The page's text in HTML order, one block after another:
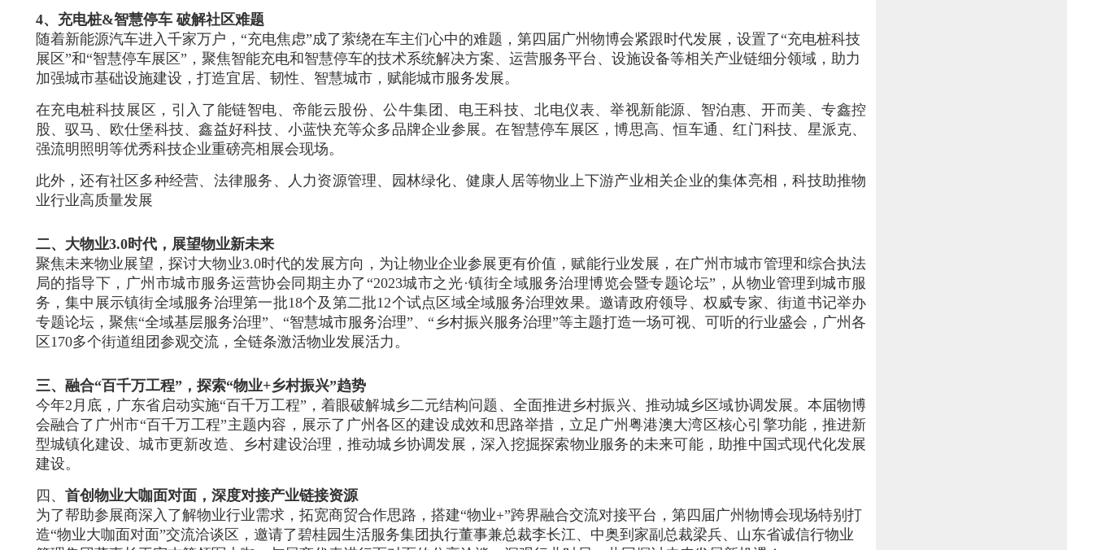
4、充电桩&智慧停车 破解社区难题
随着新能源汽车进入千家万户，“充电焦虑”成了萦绕在车主们心中的难题，第四届广州物博会紧跟时代发展，设置了“充电桩科技
展区”和“智慧停车展区”，聚焦智能充电和智慧停车的技术系统解决方案、运营服务平台、设施设备等相关产业链细分领域，助力
加强城市基础设施建设，打造宜居、韧性、智慧城市，赋能城市服务发展。
在充电桩科技展区，引入了能链智电、帝能云股份、公牛集团、电王科技、北电仪表、举视新能源、智泊惠、开而美、专鑫控
股、驭马、欧仕堡科技、鑫益好科技、小蓝快充等众多品牌企业参展。在智慧停车展区，博思高、恒车通、红门科技、星派克、
强流明照明等优秀科技企业重磅亮相展会现场。
此外，还有社区多种经营、法律服务、人力资源管理、园林绿化、健康人居等物业上下游产业相关企业的集体亮相，科技助推物
业行业高质量发展
二、大物业3.0时代，展望物业新未来
聚焦未来物业展望，探讨大物业3.0时代的发展方向，为让物业企业参展更有价值，赋能行业发展，在广州市城市管理和综合执法
局的指导下，广州市城市服务运营协会同期主办了“2023城市之光·镇街全域服务治理博览会暨专题论坛”，从物业管理到城市服
务，集中展示镇街全域服务治理第一批18个及第二批12个试点区域全域服务治理效果。邀请政府领导、权威专家、街道书记举办
专题论坛，聚焦“全域基层服务治理”、“智慧城市服务治理”、“乡村振兴服务治理”等主题打造一场可视、可听的行业盛会，广州各
区170多个街道组团参观交流，全链条激活物业发展活力。
三、融合“百千万工程”，探索“物业+乡村振兴”趋势
今年2月底，广东省启动实施“百千万工程”，着眼破解城乡二元结构问题、全面推进乡村振兴、推动城乡区域协调发展。本届物博
会融合了广州市“百千万工程”主题内容，展示了广州各区的建设成效和思路举措，立足广州粤港澳大湾区核心引擎功能，推进新
型城镇化建设、城市更新改造、乡村建设治理，推动城乡协调发展，深入挖掘探索物业服务的未来可能，助推中国式现代化发展
建设。
四、 首创物业大咖面对面，深度对接产业链接资源
为了帮助参展商深入了解物业行业需求，拓宽商贸合作思路，搭建“物业+”跨界融合交流对接平台，第四届广州物博会现场特别打
造“物业大咖面对面”交流洽谈区，邀请了碧桂园生活服务集团执行董事兼总裁李长江、中奥到家副总裁梁兵、山东省诚信行物业